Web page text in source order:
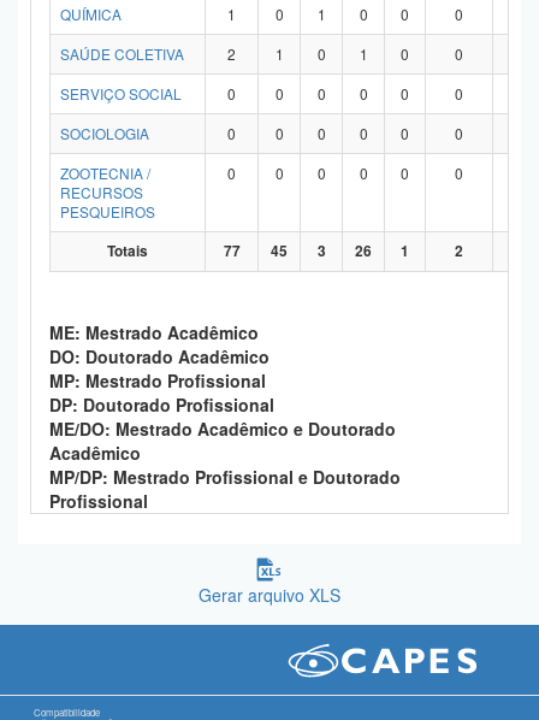
QUÍMICA
1 0 1 0 0 0
SAÚDE COLETIVA
2 1 0 1 0 0
SERVIÇO SOCIAL
0 0 0 0 0 0
SOCIOLOGIA
0 0 0 0 0 0
ZOOTECNIA /
RECURSOS
PESQUEIROS
0 0 0 0 0 0
Totais 77 45 3 26 1 2
ME: Mestrado Acadêmico
DO: Doutorado Acadêmico
MP: Mestrado Profissional
DP: Doutorado Profissional
ME/DO: Mestrado Acadêmico e Doutorado
Acadêmico
MP/DP: Mestrado Profissional e Doutorado
Profissional
Gerar arquivo XLS
Compatibilidade